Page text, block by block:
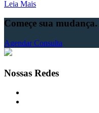
Leia Mais
Começe sua mudança.
Agendar Consulta
Nossas Redes